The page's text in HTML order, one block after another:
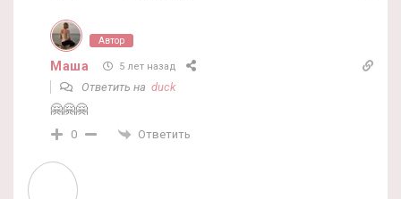
Автор
Маша 5 лет назад
Ответить на duck
🤗🤗🤗
0 Ответить